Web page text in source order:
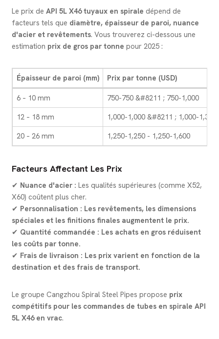
Le prix de API 5L X46 tuyaux en spirale dépend de
facteurs tels que diamètre, épaisseur de paroi, nuance
d'acier et revêtements. Vous trouverez ci-dessous une
estimation prix de gros par tonne pour 2025 :
Épaisseur de paroi (mm) Prix par tonne (USD)
6 – 10 mm
750-750 &#8211 ; 750-1,000
12 – 18 mm
1,000-1,000 &#8211 ; 1,000-1,300
20 – 26 mm
1,250-1,250 - 1,250-1,600
Facteurs Affectant Les Prix
✔ Nuance d'acier : Les qualités supérieures (comme X52,
X60) coûtent plus cher.
✔ Personnalisation : Les revêtements, les dimensions
spéciales et les finitions finales augmentent le prix.
✔ Quantité commandée : Les achats en gros réduisent
les coûts par tonne.
✔ Frais de livraison : Les prix varient en fonction de la
destination et des frais de transport.
Le groupe Cangzhou Spiral Steel Pipes propose prix
compétitifs pour les commandes de tubes en spirale API
5L X46 en vrac.